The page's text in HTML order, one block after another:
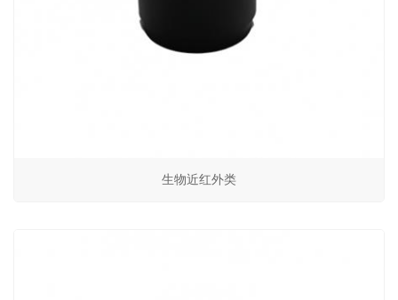
生物近红外类